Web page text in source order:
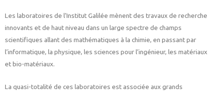
Les laboratoires de l’Institut Galilée mènent des travaux de recherche
innovants et de haut niveau dans un large spectre de champs
scientifiques allant des mathématiques à la chimie, en passant par
l’informatique, la physique, les sciences pour l’ingénieur, les matériaux
et bio-matériaux.
La quasi-totalité de ces laboratoires est associée aux grands